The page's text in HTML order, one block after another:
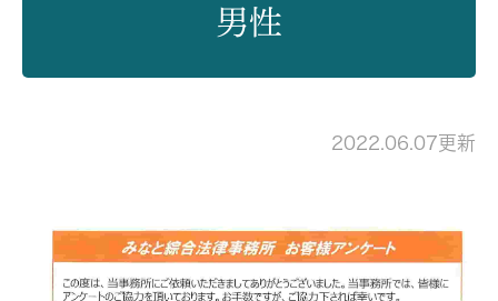
男性
2022.06.07更新